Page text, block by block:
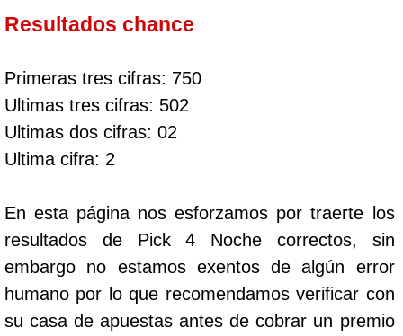
Resultados chance
Primeras tres cifras: 750
Ultimas tres cifras: 502
Ultimas dos cifras: 02
Ultima cifra: 2
En esta página nos esforzamos por traerte los
resultados de Pick 4 Noche correctos, sin
embargo no estamos exentos de algún error
humano por lo que recomendamos verificar con
su casa de apuestas antes de cobrar un premio